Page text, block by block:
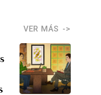
VER MÁS